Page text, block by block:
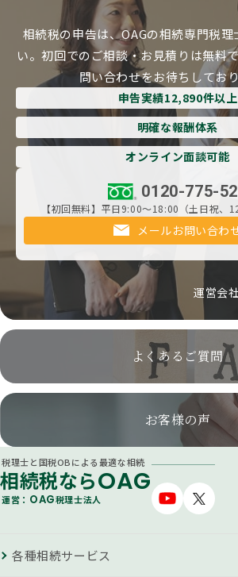
相続税の申告は、OAGの相続専門税
い。初回でのご相談・お見積りは無料
問い合わせをお待ちしてお
申告実績12,890件以上
明確な報酬体系
オンライン面談可能
0120-775-
【初回無料】平日9:00～18:00（土日祝、
メールお問い合わ
運営会
よくあるご質問
お客様の声
税理士と国税OBによる最適な相続
相続税ならOAG
運営： OAG税理士法人
各種相続サービス